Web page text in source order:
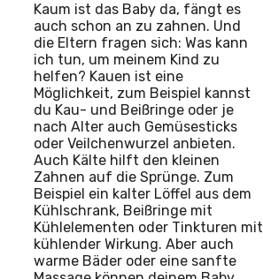
Kaum ist das Baby da, fängt es
auch schon an zu zahnen. Und
die Eltern fragen sich: Was kann
ich tun, um meinem Kind zu
helfen? Kauen ist eine
Möglichkeit, zum Beispiel kannst
du Kau- und Beißringe oder je
nach Alter auch Gemüsesticks
oder Veilchenwurzel anbieten.
Auch Kälte hilft den kleinen
Zahnen auf die Sprünge. Zum
Beispiel ein kalter Löffel aus dem
Kühlschrank, Beißringe mit
Kühlelementen oder Tinkturen mit
kühlender Wirkung. Aber auch
warme Bäder oder eine sanfte